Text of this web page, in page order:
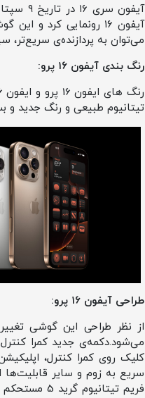
آیفون ۱۶ رونمایی
می‌توان به پردازنده‌ی سریع‌تر،
رنگ بندی آیفون ۱۶ پرو:
تیتانیوم طبیعی و رنگ جدید و
طراحی آیفون ۱۶ پرو:
می‌شود.دکمه‌ی جدید کمرا
کلیک روی کمرا کنترل،
فریم